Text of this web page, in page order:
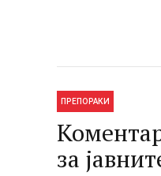
ПРЕПОРАКИ
за